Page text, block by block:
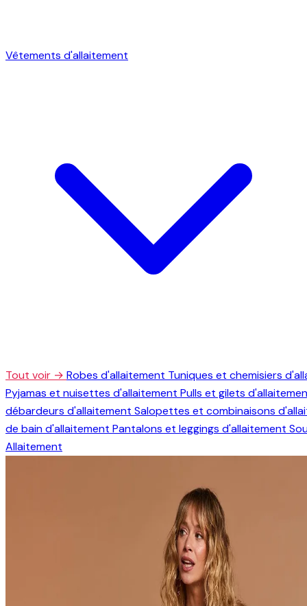
Vêtements d'allaitement
Tout voir → Robes d'allaitement Tuniques et chemisiers
Pyjamas et nuisettes d'allaitement Pulls et gilets
débardeurs d'allaitement Salopettes et combinaisons
de bain d'allaitement Pantalons et leggings d'allaitement
Allaitement